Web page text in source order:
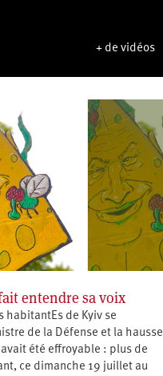
+ de vidéos
entendre sa voix
habitantEs de Kyiv se
de la Défense et la hausse
été effroyable : plus de
ce dimanche 19 juillet au